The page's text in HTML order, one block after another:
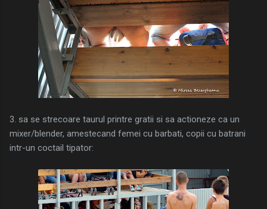
3. sa se strecoare taurul printre gratii si sa actioneze ca un
mixer/blender, amestecand femei cu barbati, copii cu batrani
intr-un coctail tipator: